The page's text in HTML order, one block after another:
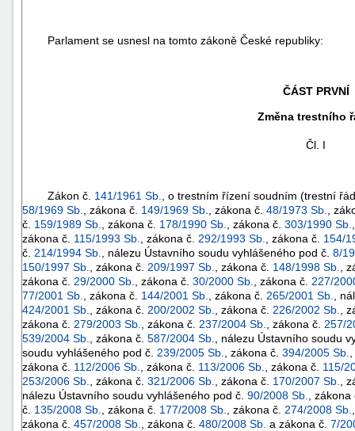
Parlament se usnesl na tomto zákoně České republiky:
ČÁST PRVNÍ
Změna trestního
Čl. I
Zákon č. 141/1961 Sb.
, o trestním řízení soudním (trestní
58/1969 Sb.
, zákona č. 149/1969 Sb. , zákona č. 48/1973 Sb.
,
č. 159/1989 Sb. , zákona č. 178/1990 Sb. , zákona č. 303/1990 Sb.
zákona č. 115/1993 Sb. , zákona č. 292/1993 Sb. , zákona č. 154/
č. 214/1994 Sb. , nálezu Ústavního soudu vyhlášeného pod č. 8/
150/1997 Sb.
, zákona č. 209/1997 Sb. , zákona č. 148/1998 Sb.
,
zákona č. 29/2000 Sb. , zákona č. 30/2000 Sb. , zákona č. 227/
77/2001 Sb.
, zákona č. 144/2001 Sb. , zákona č. 265/2001 Sb.
,
424/2001 Sb.
, zákona č. 200/2002 Sb. , zákona č. 226/2002 Sb.
,
zákona č. 279/2003 Sb. , zákona č. 237/2004 Sb. , zákona č. 257/
539/2004 Sb.
, zákona č. 587/2004 Sb.
, nálezu Ústavního soudu
soudu vyhlášeného pod č. 239/2005 Sb. , zákona č. 394/2005 Sb.
zákona č. 112/2006 Sb. , zákona č. 113/2006 Sb. , zákona č. 115/
253/2006 Sb.
, zákona č. 321/2006 Sb. , zákona č. 170/2007 Sb.
,
nálezu Ústavního soudu vyhlášeného pod č. 90/2008 Sb.
,
č. 135/2008 Sb. , zákona č. 177/2008 Sb. , zákona č. 274/2008 Sb.
zákona č. 457/2008 Sb. , zákona č. 480/2008 Sb. a zákona č. 7/
náhrady